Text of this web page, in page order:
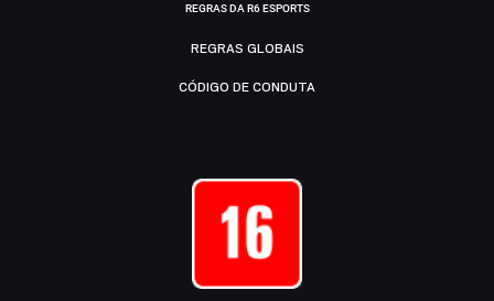
REGRAS DA R6 ESPORTS
REGRAS GLOBAIS
CÓDIGO DE CONDUTA